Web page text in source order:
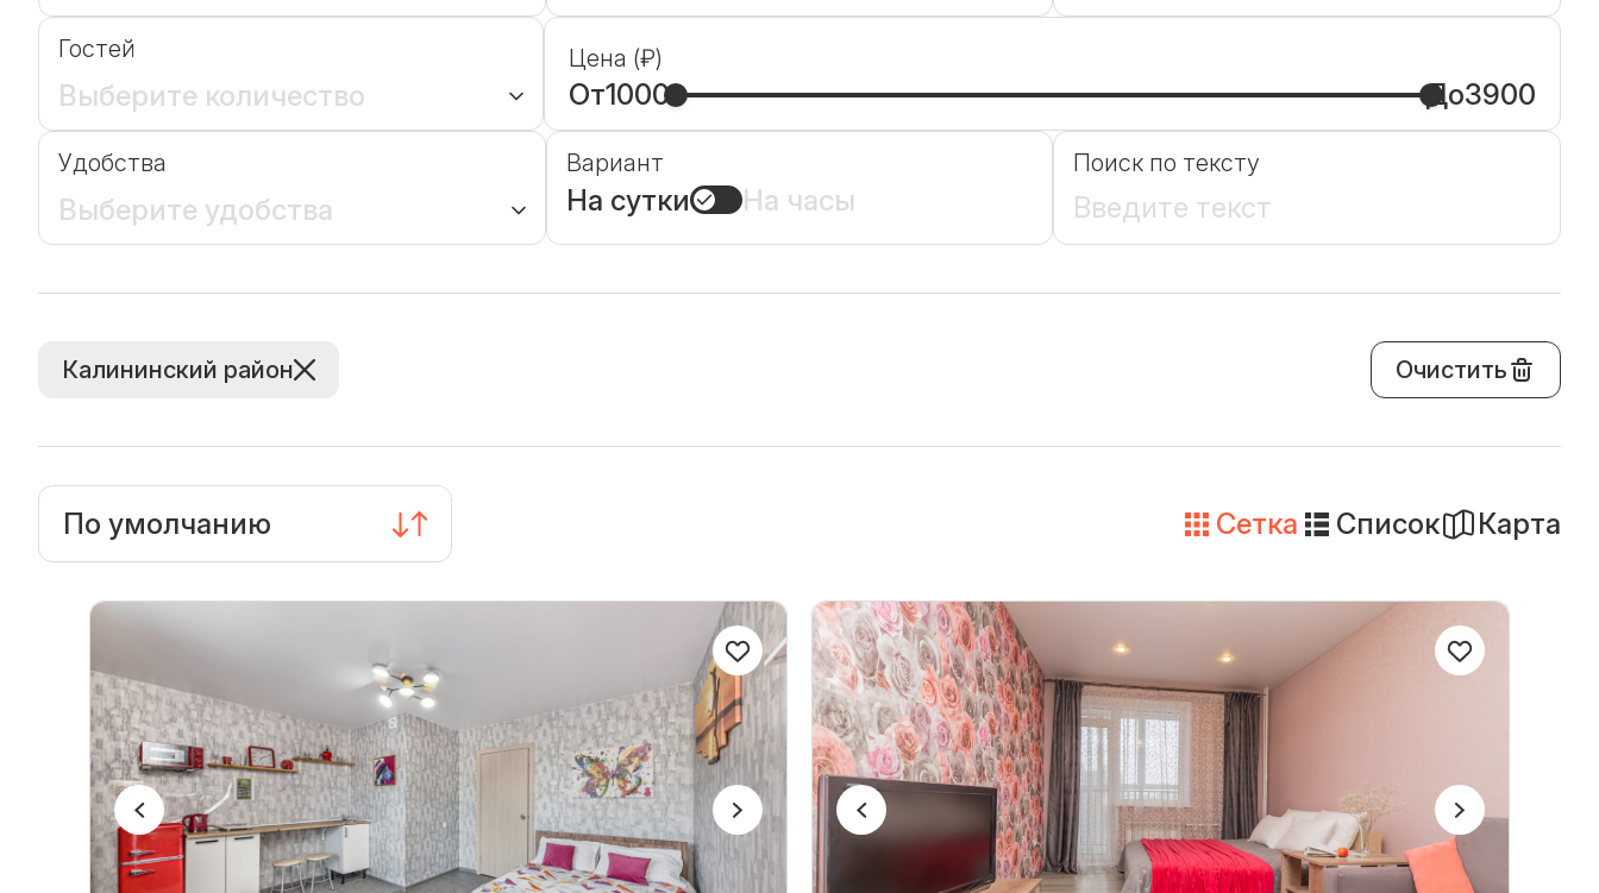
Гостей
Выберите количество
Цена (₽)
От1000 До3900
Удобства
Выберите удобства
Вариант
На сутки На часы
Поиск по тексту
Калининский район Очистить
По умолчанию Сетка Список Карта